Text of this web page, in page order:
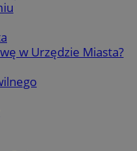
w Urzędzie Miasta?